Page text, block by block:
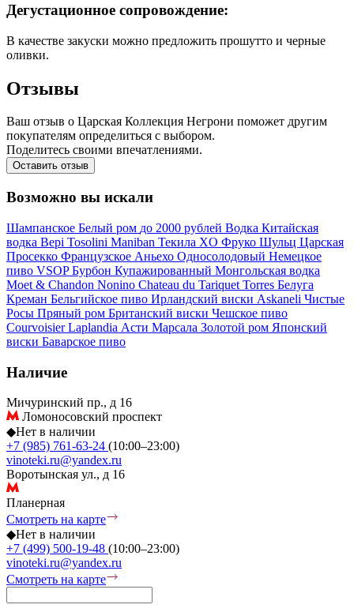
Дегустационное сопровождение:
В качестве закуски можно предложить прошутто и черные
оливки.
Отзывы
Ваш отзыв о Царская Коллекция Негрони поможет другим
покупателям определиться с выбором.
Поделитесь своими впечатлениями.
Оставить отзыв
Возможно вы искали
Шампанское Белый ром до 2000 рублей Водка Китайская
водка Bepi Tosolini Maniban Текила XO Фруко Шульц Царская
Просекко Французское Аньехо Односолодовый Немецкое
пиво VSOPБурбон Купажированный Монгольская водка
Moet & Chandon Nonino Chateau du Tariquet Torres Белуга
Креман Бельгийское пиво Ирландский виски Askaneli Чистые
Росы Пряный ром Британский виски Чешское пиво
CourvoisierLaplandia Асти Марсала Золотой ром Японский
виски Баварское пиво
Наличие
Мичуринский пр., д 16
Ломоносовский проспект
◆Нет в наличии
+7 (985) 761-63-24 (10:00–23:00)
vinoteki.ru@yandex.ru
Воротынская ул., д 16
Планерная
Смотреть на карте
◆Нет в наличии
+7 (499) 500-19-48 (10:00–23:00)
vinoteki.ru@yandex.ru
Смотреть на карте